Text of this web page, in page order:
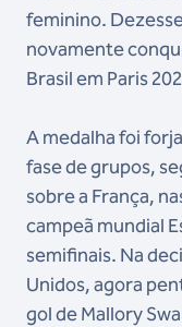
feminino.
novamente
Brasil em Paris
A medalha foi
fase de grupos,
sobre a França,
campeã mundial
semifinais. Na
Unidos, agora
gol de Mallory